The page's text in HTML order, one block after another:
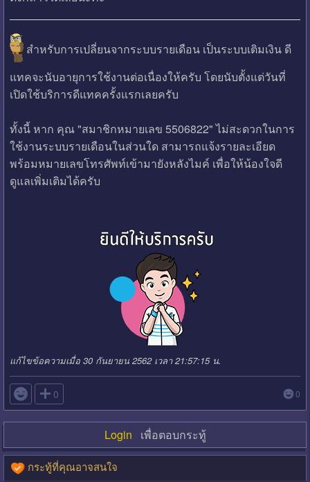
สำหรับการเปลี่ยนจากระบบรายเดือน เป็นระบบเติมเงิน ดี
แทคจะนับอายุการใช้งานต่อเนื่องให้ครับ โดยนับตั้งแต่วันที่
เปิดใช้บริการดีแทคครั้งแรกเลยครับ
ทั้งนี้ หาก คุณ "สมาชิกหมายเลข 5506822" ไม่สะดวกในการ
ใช้งานระบบรายเดือนในส่วนใด สามารถแจ้งรายละเอียด
พร้อมหมายเลขโทรศัพท์เข้ามายังหลังไมค์ เพื่อให้น้องใจดี
ดูแลเพิ่มเติมได้ครับ
แก้ไขข้อความเมื่อ 30 กันยายน 2562 เวลา 21:57:15 น.
 0 0
Login เพื่อตอบกระทู้
กระทู้ที่คุณอาจสนใจ